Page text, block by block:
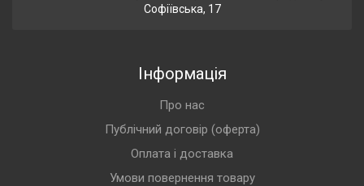
Софіївська, 17
Інформація
Про нас
Публічний договір (оферта)
Оплата і доставка
Умови повернення товару